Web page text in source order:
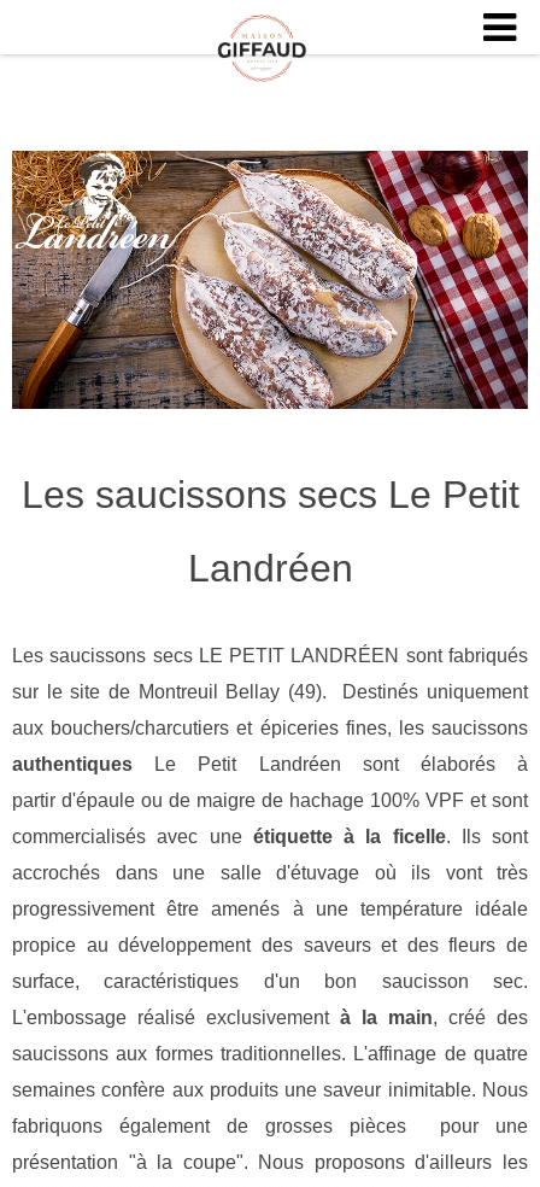
Les saucissons secs Le Petit
Landréen
Les saucissons secs LE PETIT LANDRÉEN sont fabriqués
sur le site de Montreuil Bellay (49). Destinés uniquement
aux bouchers/charcutiers et épiceries fines, les saucissons
authentiques Le Petit Landréen sont élaborés à
partir d'épaule ou de maigre de hachage 100% VPF et sont
commercialisés avec une étiquette à la ficelle. Ils sont
accrochés dans une salle d'étuvage où ils vont très
progressivement être amenés à une température idéale
propice au développement des saveurs et des fleurs de
surface, caractéristiques d'un bon saucisson sec.
L'embossage réalisé exclusivement à la main, créé des
saucissons aux formes traditionnelles. L'affinage de quatre
semaines confère aux produits une saveur inimitable. Nous
fabriquons également de grosses pièces pour une
présentation "à la coupe". Nous proposons d'ailleurs les